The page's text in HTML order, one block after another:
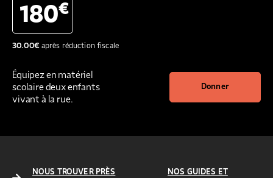
180€
30.00€après réduction fiscale
Équipez en matériel
scolaire deux enfants
vivant à la rue.
Donner
NOUS TROUVER PRÈS
NOS GUIDES ET